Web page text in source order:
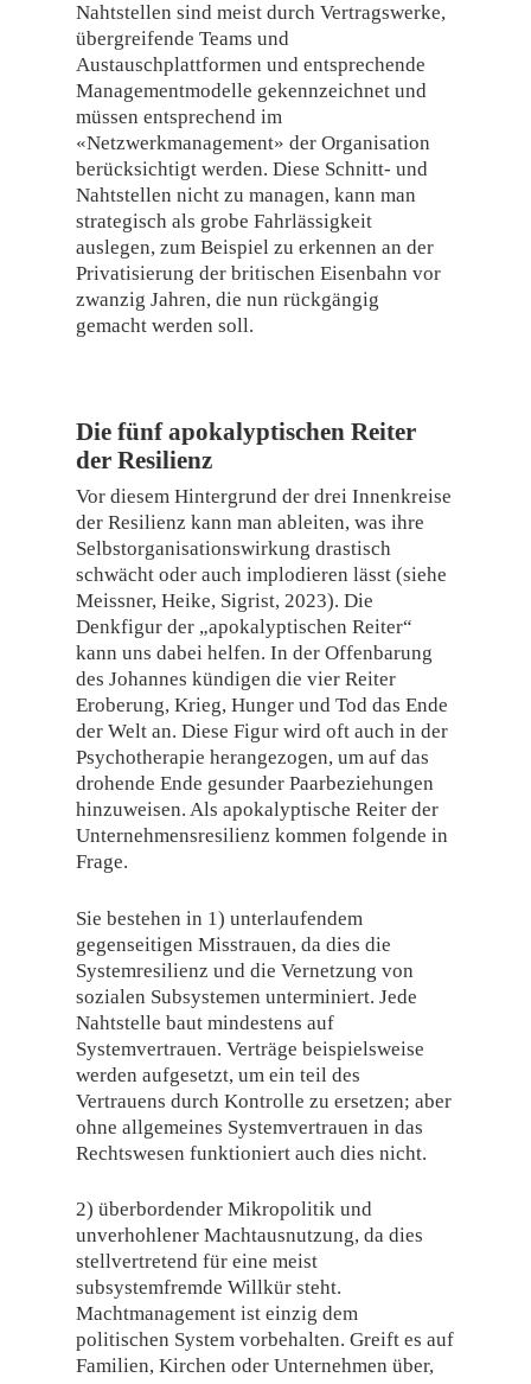
Nahtstellen sind meist durch Vertragswerke,
übergreifende Teams und
Austauschplattformen und entsprechende
Managementmodelle gekennzeichnet und
müssen entsprechend im
«Netzwerkmanagement» der Organisation
berücksichtigt werden. Diese Schnitt- und
Nahtstellen nicht zu managen, kann man
strategisch als grobe Fahrlässigkeit
auslegen, zum Beispiel zu erkennen an der
Privatisierung der britischen Eisenbahn vor
zwanzig Jahren, die nun rückgängig
gemacht werden soll.
Die fünf apokalyptischen Reiter
der Resilienz
Vor diesem Hintergrund der drei Innenkreise
der Resilienz kann man ableiten, was ihre
Selbstorganisationswirkung drastisch
schwächt oder auch implodieren lässt (siehe
Meissner, Heike, Sigrist, 2023). Die
Denkfigur der „apokalyptischen Reiter“
kann uns dabei helfen. In der Offenbarung
des Johannes kündigen die vier Reiter
Eroberung, Krieg, Hunger und Tod das Ende
der Welt an. Diese Figur wird oft auch in der
Psychotherapie herangezogen, um auf das
drohende Ende gesunder Paarbeziehungen
hinzuweisen. Als apokalyptische Reiter der
Unternehmensresilienz kommen folgende in
Frage.
Sie bestehen in 1) unterlaufendem
gegenseitigen Misstrauen, da dies die
Systemresilienz und die Vernetzung von
sozialen Subsystemen unterminiert. Jede
Nahtstelle baut mindestens auf
Systemvertrauen. Verträge beispielsweise
werden aufgesetzt, um ein teil des
Vertrauens durch Kontrolle zu ersetzen; aber
ohne allgemeines Systemvertrauen in das
Rechtswesen funktioniert auch dies nicht.
2) überbordender Mikropolitik und
unverhohlener Machtausnutzung, da dies
stellvertretend für eine meist
subsystemfremde Willkür steht.
Machtmanagement ist einzig dem
politischen System vorbehalten. Greift es auf
Familien, Kirchen oder Unternehmen über,